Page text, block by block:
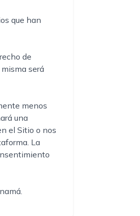
que han
de
será
menos
una
el Sitio o nos
La